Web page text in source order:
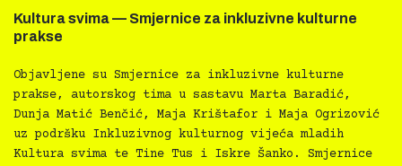
Kultura svima — Smjernice za inkluzivne kulturne
prakse
Objavljene su Smjernice za inkluzivne kulturne
prakse, autorskog tima u sastavu Marta Baradić,
Dunja Matić Benčić, Maja Krištafor i Maja Ogrizović
uz podršku Inkluzivnog kulturnog vijeća mladih
Kultura svima te Tine Tus i Iskre Šanko. Smjernice